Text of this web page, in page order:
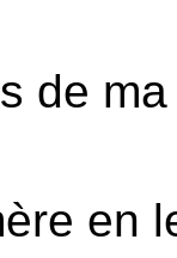
de
en